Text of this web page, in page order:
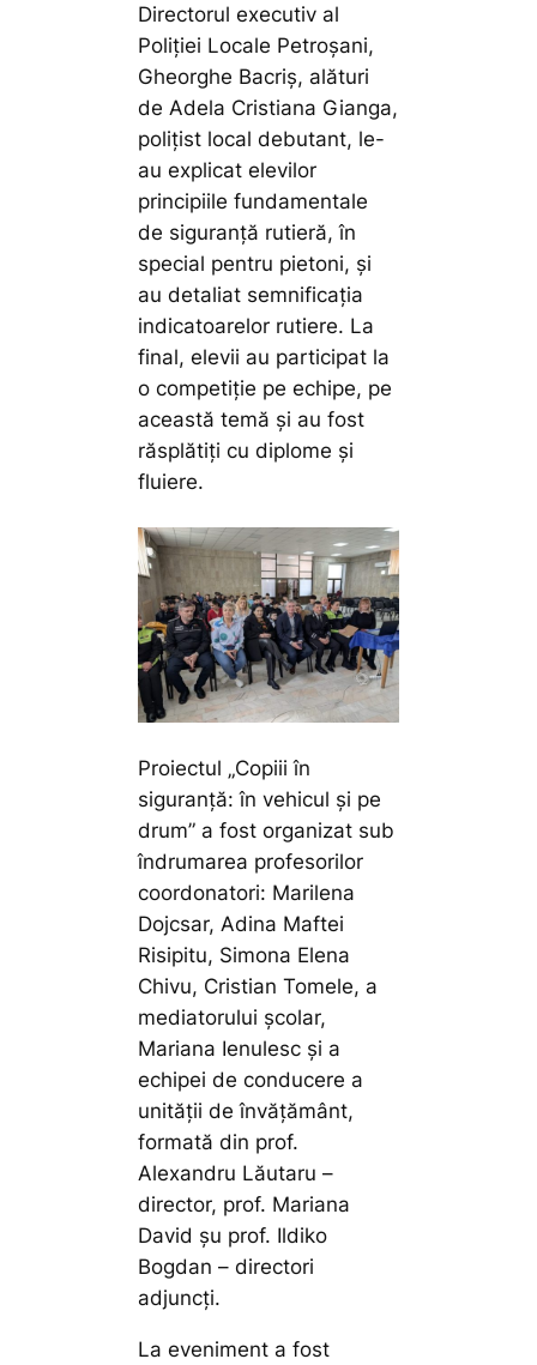
Directorul executiv al
Poliției Locale Petroșani,
Gheorghe Bacriș, alături
de Adela Cristiana Gianga,
polițist local debutant, le-
au explicat elevilor
principiile fundamentale
de siguranță rutieră, în
special pentru pietoni, și
au detaliat semnificația
indicatoarelor rutiere. La
final, elevii au participat la
o competiție pe echipe, pe
această temă și au fost
răsplătiți cu diplome și
fluiere.
Proiectul „Copiii în
siguranță: în vehicul și pe
drum” a fost organizat sub
îndrumarea profesorilor
coordonatori: Marilena
Dojcsar, Adina Maftei
Risipitu, Simona Elena
Chivu, Cristian Tomele, a
mediatorului școlar,
Mariana Ienulesc și a
echipei de conducere a
unității de învățământ,
formată din prof.
Alexandru Lăutaru –
director, prof. Mariana
David șu prof. Ildiko
Bogdan – directori
adjuncți.
La eveniment a fost